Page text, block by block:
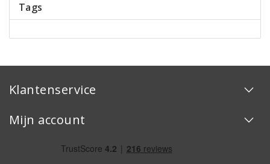
Tags
Klantenservice
Mijn account